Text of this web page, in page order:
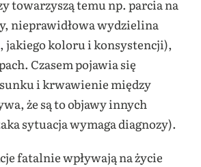
towarzyszą temu np. parcia na
nieprawidłowa wydzielina
jakiego koloru i konsystencji),
Czasem pojawia się
i krwawienie między
że są to objawy innych
sytuacja wymaga diagnozy).
fatalnie wpływają na życie